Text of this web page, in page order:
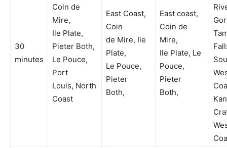
30
minutes
Coin de
Mire,
Ile Plate,
Pieter Both,
Le Pouce,
Port
Louis, North
Coast
East Coast,
Coin
de Mire, Ile
Plate,
Le Pouce,
Pieter
Both,
East coast,
Coin de
Mire,
Ile Plate, Le
Pouce,
Pieter
Both,